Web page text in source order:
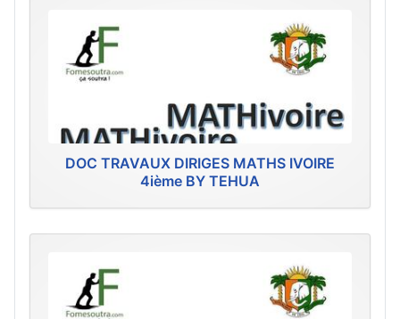
DOC TRAVAUX DIRIGES MATHS IVOIRE
4ième BY TEHUA